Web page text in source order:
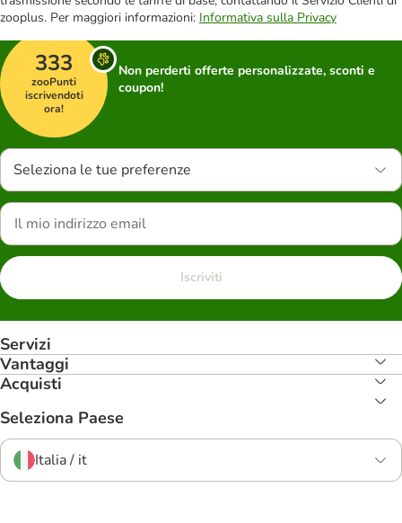
zooplus. Per maggiori informazioni: Informativa sulla Privacy
333
zooPunti
iscrivendoti
ora!
Non perderti offerte personalizzate, sconti e
coupon!
Seleziona le tue preferenze
Iscriviti
Servizi
Vantaggi
Acquisti
Seleziona Paese
Italia / it